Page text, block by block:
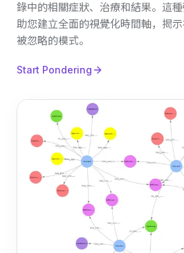
錄中的相關症狀、治療和結果。這
助您建立全面的視覺化時間軸，揭
被忽略的模式。
Start Pondering